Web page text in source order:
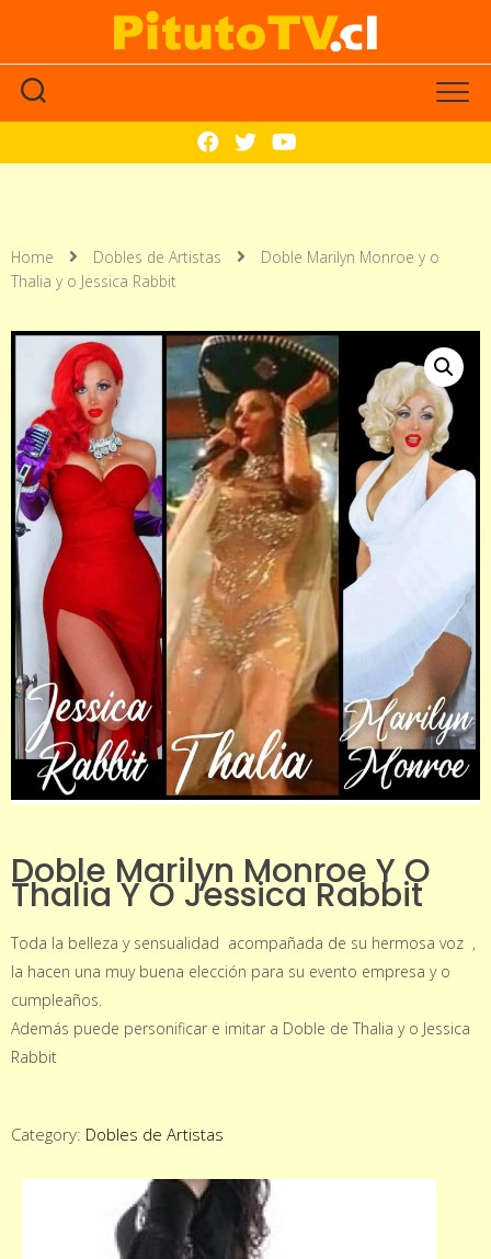
Home Dobles de Artistas
Doble Marilyn Monroe y o
Thalia y o Jessica Rabbit
Doble Marilyn Monroe Y O
Thalia Y O Jessica Rabbit
Toda la belleza y sensualidad acompañada de su hermosa voz ,
la hacen una muy buena elección para su evento empresa y o
cumpleaños.
Además puede personificar e imitar a Doble de Thalia y o Jessica
Rabbit
Category: Dobles de Artistas